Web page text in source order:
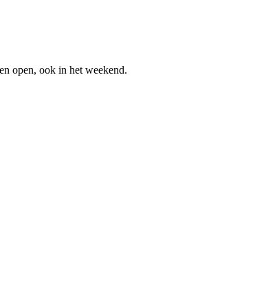
open, ook in het weekend.